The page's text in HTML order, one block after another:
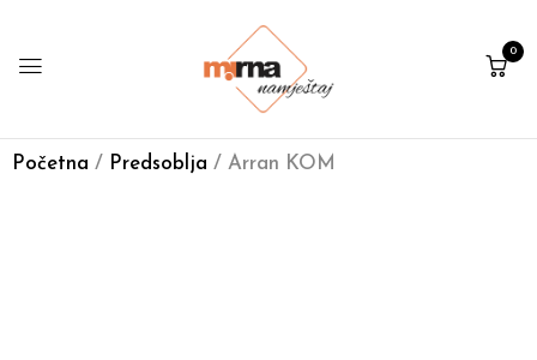
0
Početna / Predsoblja / Arran KOM